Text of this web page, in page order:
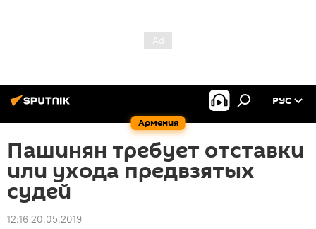
Армения
РУС
Пашинян требует отставки
или ухода предвзятых
судей
12:16 20.05.2019